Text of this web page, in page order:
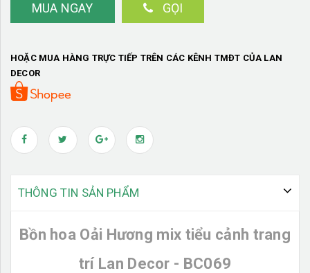
MUA NGAY GỌI
HOẶC MUA HÀNG TRỰC TIẾP TRÊN CÁC KÊNH TMĐT CỦA LAN
DECOR
THÔNG TIN SẢN PHẨM
Bồn hoa Oải Hương mix tiểu cảnh trang
trí Lan Decor - BC069